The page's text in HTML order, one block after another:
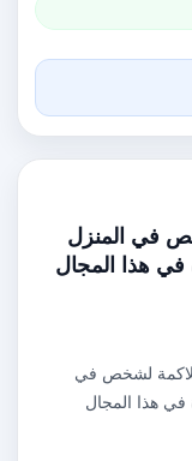
في المنزل
في هذا المجال
لشخص في
في هذا المجال